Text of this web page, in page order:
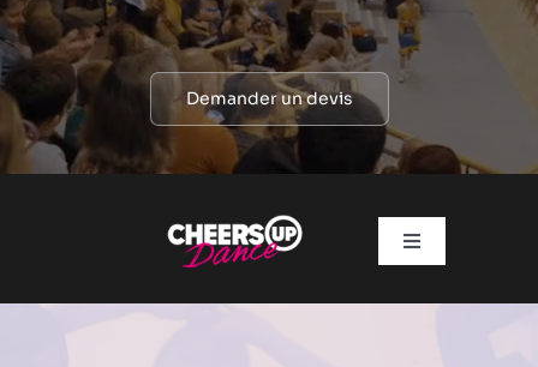
Demander un devis
Toggle